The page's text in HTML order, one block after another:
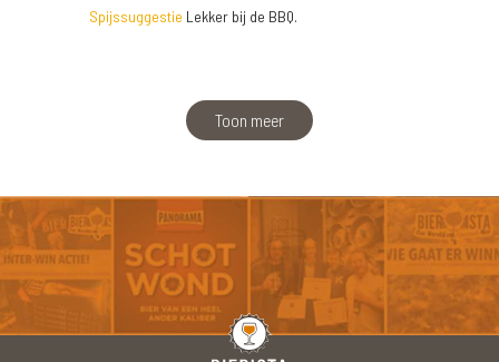
Spijssuggestie Lekker bij de BBQ.
Toon meer